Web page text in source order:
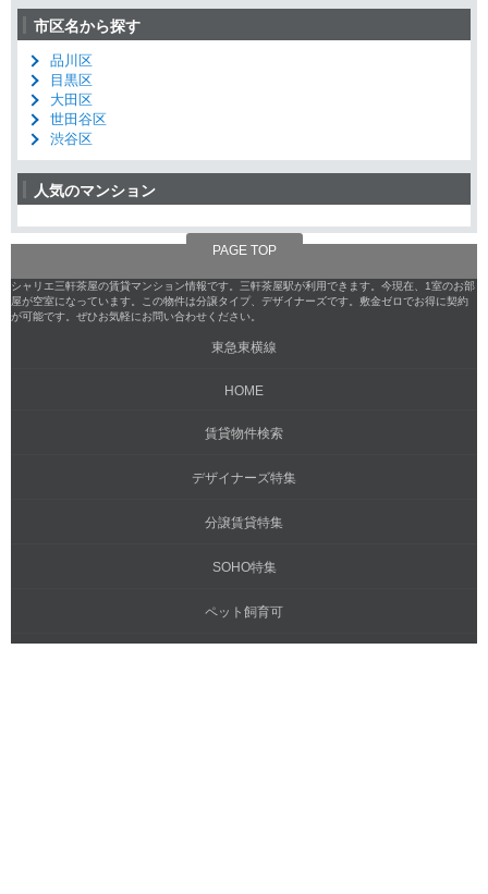
市区名から探す
品川区
目黒区
大田区
世田谷区
渋谷区
人気のマンション
PAGE TOP
シャリエ三軒茶屋の賃貸マンション情報です。三軒茶屋駅が利用できます。今現在、1室のお部
屋が空室になっています。この物件は分譲タイプ、デザイナーズです。敷金ゼロでお得に契約
が可能です。ぜひお気軽にお問い合わせください。
東急東横線
HOME
賃貸物件検索
デザイナーズ特集
分譲賃貸特集
SOHO特集
ペット飼育可